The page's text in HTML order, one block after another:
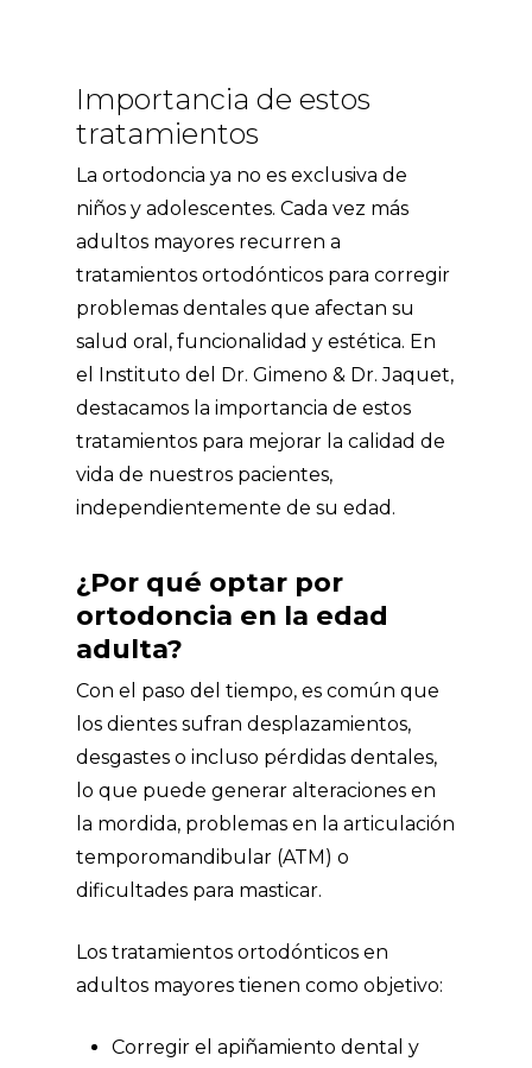
Importancia de estos
tratamientos
La ortodoncia ya no es exclusiva de
niños y adolescentes. Cada vez más
adultos mayores recurren a
tratamientos ortodónticos para corregir
problemas dentales que afectan su
salud oral, funcionalidad y estética. En
el Instituto del Dr. Gimeno & Dr. Jaquet,
destacamos la importancia de estos
tratamientos para mejorar la calidad de
vida de nuestros pacientes,
independientemente de su edad.
¿Por qué optar por
ortodoncia en la edad
adulta?
Con el paso del tiempo, es común que
los dientes sufran desplazamientos,
desgastes o incluso pérdidas dentales,
lo que puede generar alteraciones en
la mordida, problemas en la articulación
temporomandibular (ATM) o
dificultades para masticar.
Los tratamientos ortodónticos en
adultos mayores tienen como objetivo:
Corregir el apiñamiento dental y